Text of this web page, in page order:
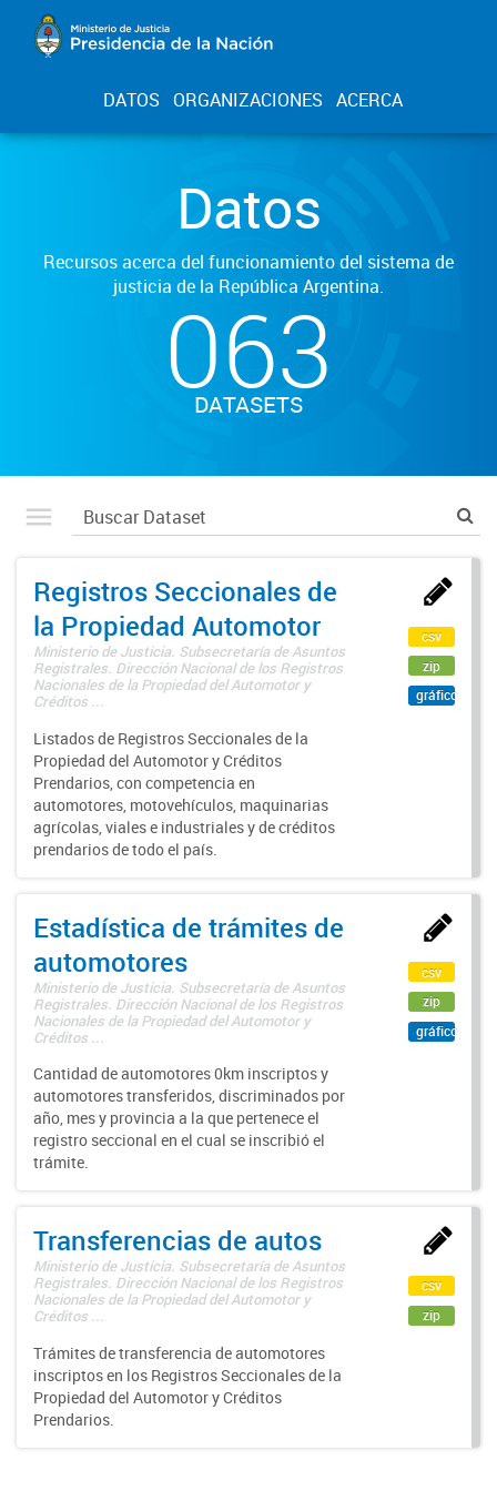
DATOS ORGANIZACIONES ACERCA
Datos
Recursos acerca del funcionamiento del sistema de
justicia de la República Argentina.
063
DATASETS
Registros Seccionales de
la Propiedad Automotor
Ministerio de Justicia. Subsecretaría de Asuntos
Registrales. Dirección Nacional de los Registros
Nacionales de la Propiedad del Automotor y
Créditos ...
Listados de Registros Seccionales de la
Propiedad del Automotor y Créditos
Prendarios, con competencia en
automotores, motovehículos, maquinarias
agrícolas, viales e industriales y de créditos
prendarios de todo el país.
csv
zip
gráfico
Estadística de trámites de
automotores
Ministerio de Justicia. Subsecretaría de Asuntos
Registrales. Dirección Nacional de los Registros
Nacionales de la Propiedad del Automotor y
Créditos ...
Cantidad de automotores 0km inscriptos y
automotores transferidos, discriminados por
año, mes y provincia a la que pertenece el
registro seccional en el cual se inscribió el
trámite.
csv
zip
gráfico
Transferencias de autos
Ministerio de Justicia. Subsecretaría de Asuntos
Registrales. Dirección Nacional de los Registros
Nacionales de la Propiedad del Automotor y
Créditos ...
Trámites de transferencia de automotores
inscriptos en los Registros Seccionales de la
Propiedad del Automotor y Créditos
Prendarios.
csv
zip